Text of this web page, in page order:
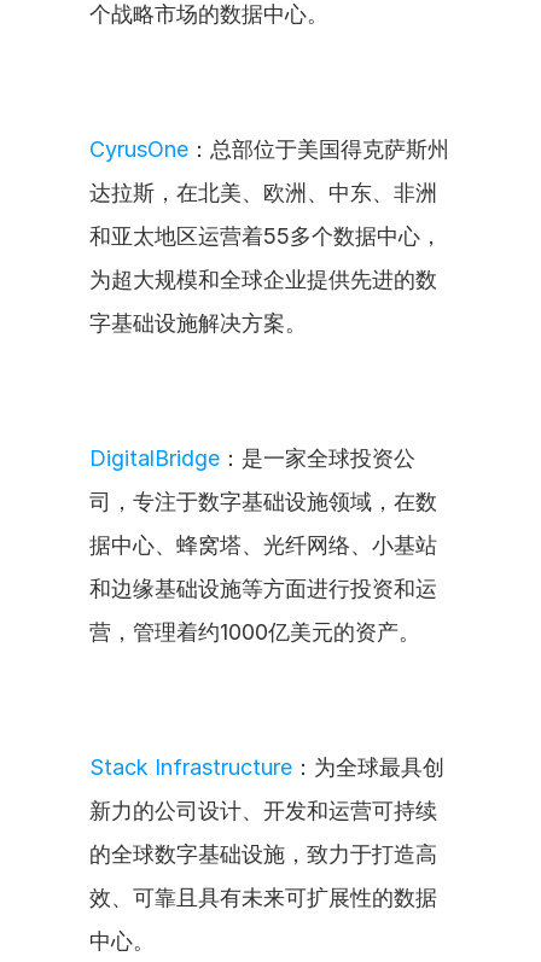
个战略市场的数据中心。
CyrusOne ：总部位于美国得克萨斯州
达拉斯，在北美、欧洲、中东、非洲
和亚太地区运营着55多个数据中心，
为超大规模和全球企业提供先进的数
字基础设施解决方案。
DigitalBridge ：是一家全球投资公
司，专注于数字基础设施领域，在数
据中心、蜂窝塔、光纤网络、小基站
和边缘基础设施等方面进行投资和运
营，管理着约1000亿美元的资产。
Stack Infrastructure ：为全球最具创
新力的公司设计、开发和运营可持续
的全球数字基础设施，致力于打造高
效、可靠且具有未来可扩展性的数据
中心。